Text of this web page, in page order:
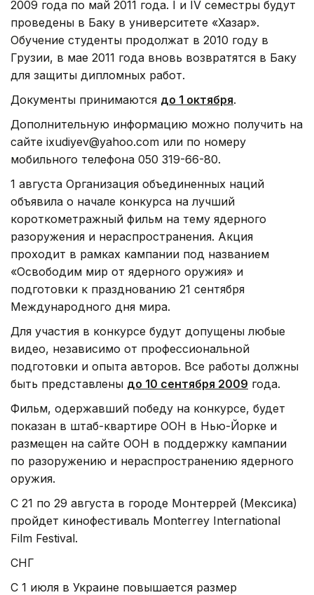
2009 года по май 2011 года. I и IV семестры будут
проведены в Баку в университете «Хазар».
Обучение студенты продолжат в 2010 году в
Грузии, в мае 2011 года вновь возвратятся в Баку
для защиты дипломных работ.
Документы принимаются до 1 октября.
Дополнительную информацию можно получить на
сайте ixudiyev@yahoo.com или по номеру
мобильного телефона 050 319-66-80.
1 августа Организация объединенных наций
объявила о начале конкурса на лучший
короткометражный фильм на тему ядерного
разоружения и нераспространения. Акция
проходит в рамках кампании под названием
«Освободим мир от ядерного оружия» и
подготовки к празднованию 21 сентября
Международного дня мира.
Для участия в конкурсе будут допущены любые
видео, независимо от профессиональной
подготовки и опыта авторов. Все работы должны
быть представлены до 10 сентября 2009 года.
Фильм, одержавший победу на конкурсе, будет
показан в штаб-квартире ООН в Нью-Йорке и
размещен на сайте ООН в поддержку кампании
по разоружению и нераспространению ядерного
оружия.
С 21 по 29 августа в городе Монтеррей (Мексика)
пройдет кинофестиваль Monterrey International
Film Festival.
СНГ
С 1 июля в Украине повышается размер